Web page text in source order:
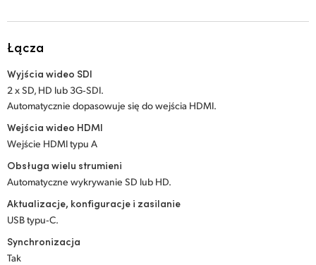
Norway
Polska
Singapore
South Africa
Spain
Łącza
Wyjścia wideo SDI
2 x SD, HD lub 3G‑SDI.
Automatycznie dopasowuje się do wejścia HDMI.
Wejścia wideo HDMI
Wejście HDMI typu A
Obsługa wielu strumieni
Automatyczne wykrywanie SD lub HD.
Aktualizacje, konfiguracje i zasilanie
USB typu‑C.
Synchronizacja
Tak